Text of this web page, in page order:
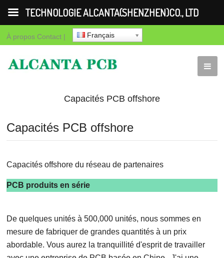
À propos Contact | Français
Capacités PCB offshore
Capacités PCB offshore
Capacités offshore du réseau de partenaires
PCB produits en série
De quelques unités à 500,000 unités, nous sommes en
mesure de fabriquer de grandes quantités à un prix
abordable. Vous aurez la tranquillité d'esprit de travailler
TECHNOLOGIE ALCANTA(SHENZHEN)CO., LTD